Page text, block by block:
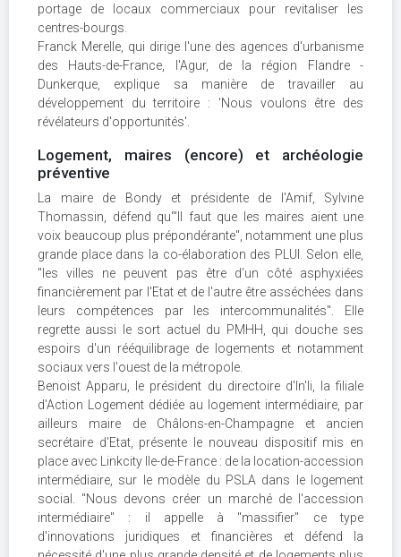
portage de locaux commerciaux pour revitaliser les
centres-bourgs.
Franck Merelle, qui dirige l'une des agences d'urbanisme
des Hauts-de-France, l'Agur, de la région Flandre -
Dunkerque, explique sa manière de travailler au
développement du territoire : 'Nous voulons être des
révélateurs d'opportunités'.
Logement, maires (encore) et archéologie
préventive
La maire de Bondy et présidente de l'Amif, Sylvine
Thomassin, défend qu'"Il faut que les maires aient une
voix beaucoup plus prépondérante", notamment une plus
grande place dans la co-élaboration des PLUI. Selon elle,
"les villes ne peuvent pas être d'un côté asphyxiées
financièrement par l'Etat et de l'autre être asséchées dans
leurs compétences par les intercommunalités". Elle
regrette aussi le sort actuel du PMHH, qui douche ses
espoirs d'un rééquilibrage de logements et notamment
sociaux vers l'ouest de la métropole.
Benoist Apparu, le président du directoire d'In'li, la filiale
d'Action Logement dédiée au logement intermédiaire, par
ailleurs maire de Châlons-en-Champagne et ancien
secrétaire d'Etat, présente le nouveau dispositif mis en
place avec Linkcity Ile-de-France : de la location-accession
intermédiaire, sur le modèle du PSLA dans le logement
social. "Nous devons créer un marché de l'accession
intermédiaire" : il appelle à "massifier" ce type
d'innovations juridiques et financières et défend la